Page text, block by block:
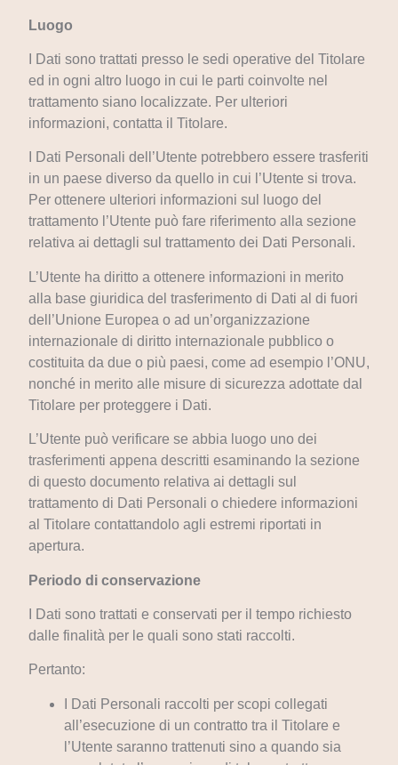
Luogo
I Dati sono trattati presso le sedi operative del Titolare
ed in ogni altro luogo in cui le parti coinvolte nel
trattamento siano localizzate. Per ulteriori
informazioni, contatta il Titolare.
I Dati Personali dell’Utente potrebbero essere trasferiti
in un paese diverso da quello in cui l’Utente si trova.
Per ottenere ulteriori informazioni sul luogo del
trattamento l’Utente può fare riferimento alla sezione
relativa ai dettagli sul trattamento dei Dati Personali.
L’Utente ha diritto a ottenere informazioni in merito
alla base giuridica del trasferimento di Dati al di fuori
dell’Unione Europea o ad un’organizzazione
internazionale di diritto internazionale pubblico o
costituita da due o più paesi, come ad esempio l’ONU,
nonché in merito alle misure di sicurezza adottate dal
Titolare per proteggere i Dati.
L’Utente può verificare se abbia luogo uno dei
trasferimenti appena descritti esaminando la sezione
di questo documento relativa ai dettagli sul
trattamento di Dati Personali o chiedere informazioni
al Titolare contattandolo agli estremi riportati in
apertura.
Periodo di conservazione
I Dati sono trattati e conservati per il tempo richiesto
dalle finalità per le quali sono stati raccolti.
Pertanto:
I Dati Personali raccolti per scopi collegati
all’esecuzione di un contratto tra il Titolare e
l’Utente saranno trattenuti sino a quando sia